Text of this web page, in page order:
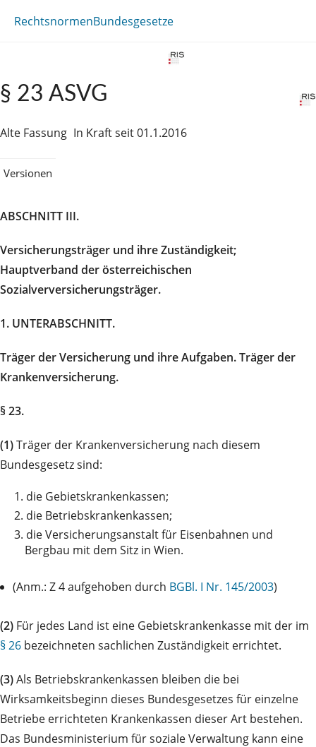
RechtsnormenBundesgesetze
§ 23 ASVG
Alte Fassung In Kraft seit 01.1.2016
Versionen
ABSCHNITT III.
Versicherungsträger und ihre Zuständigkeit;
Hauptverband der österreichischen
Sozialverversicherungsträger.
1. UNTERABSCHNITT.
Träger der Versicherung und ihre Aufgaben. Träger der
Krankenversicherung.
§ 23.
(1)Träger der Krankenversicherung nach diesem
Bundesgesetz sind:
1. die Gebietskrankenkassen;
2. die Betriebskrankenkassen;
3. die Versicherungsanstalt für Eisenbahnen und
Bergbau mit dem Sitz in Wien.
(Anm.: Z 4 aufgehoben durch BGBl. I Nr. 145/2003)
(2) Für jedes Land ist eine Gebietskrankenkasse mit der im
§ 26 bezeichneten sachlichen Zuständigkeit errichtet.
(3)Als Betriebskrankenkassen bleiben die bei
Wirksamkeitsbeginn dieses Bundesgesetzes für einzelne
Betriebe errichteten Krankenkassen dieser Art bestehen.
Das Bundesministerium für soziale Verwaltung kann eine